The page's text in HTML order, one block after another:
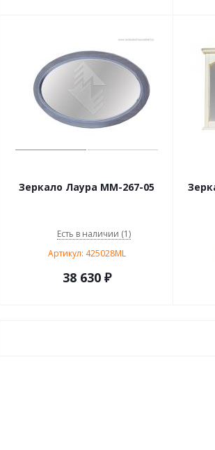
Зеркало Лаура ММ-267-05
Есть в наличии (1)
Артикул: 425028ML
38 630₽